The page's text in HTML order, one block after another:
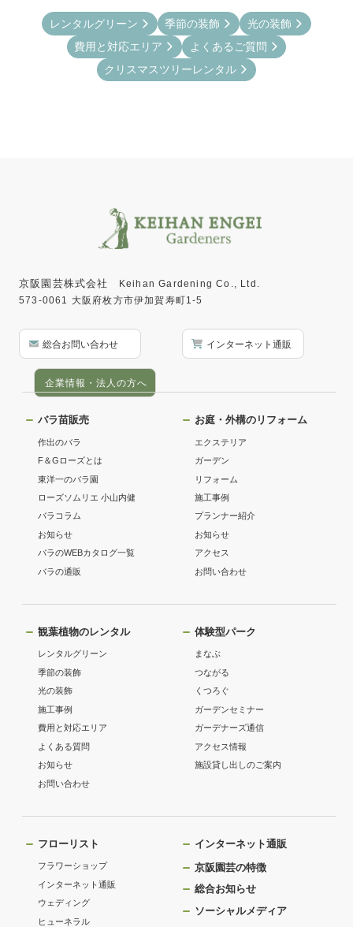
レンタルグリーン 季節の装飾
光の装飾
費用と対応エリア
よくあるご質問
クリスマスツリーレンタル
京阪園芸株式会社
Keihan Gardening Co., Ltd.
573-0061 大阪府枚方市伊加賀寿町1-5
総合お問い合わせ インターネット通販
企業情報・法人の方へ
バラ苗販売
作出のバラ
F＆Gローズとは
東洋一のバラ園
ローズソムリエ 小山内健
バラコラム
お知らせ
バラのWEBカタログ一覧
バラの通販
お庭・外構のリフォーム
エクステリア
ガーデン
リフォーム
施工事例
プランナー紹介
お知らせ
アクセス
お問い合わせ
観葉植物のレンタル
レンタルグリーン
季節の装飾
光の装飾
施工事例
費用と対応エリア
よくある質問
お知らせ
お問い合わせ
体験型パーク
まなぶ
つながる
くつろぐ
ガーデンセミナー
ガーデナーズ通信
アクセス情報
施設貸し出しのご案内
フローリスト
フラワーショップ
インターネット通販
ウェディング
ヒューネラル
インターネット通販
京阪園芸の特徴
総合お知らせ
ソーシャルメディア